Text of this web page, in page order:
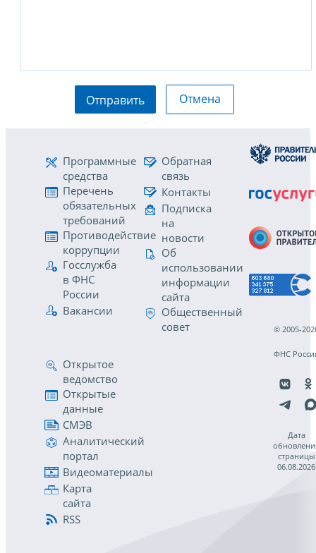
Отправить Отмена
Программные
средства
Перечень
обязательных
требований
Противодействие
коррупции
Госслужба
в ФНС
России
Вакансии
Обратная
связь
Контакты
Подписка
на
новости
Об
использовании
информации
сайта
Общественный
совет
Открытое
ведомство
Открытые
данные
СМЭВ
Аналитический
портал
Видеоматериалы
Карта
сайта
RSS
© 2005-
ФНС
Дата
страницы
06.08.2026